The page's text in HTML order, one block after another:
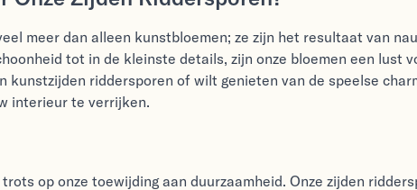
meer dan alleen kunstbloemen; ze zijn het resultaat van
tot in de kleinste details, zijn onze bloemen een lust
kunstzijden riddersporen of wilt genieten van de speelse
interieur te verrijken.
op onze toewijding aan duurzaamheid. Onze zijden